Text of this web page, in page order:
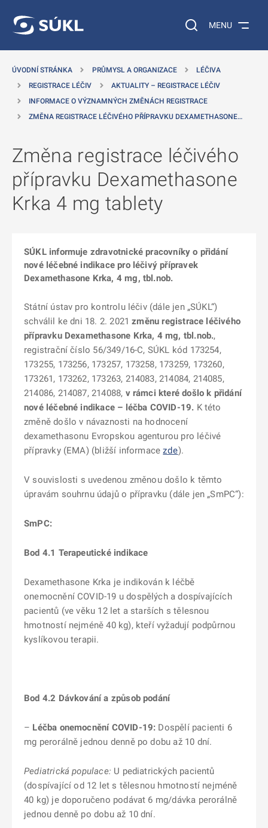
Vyhledávání na
MENU
ÚVODNÍ STRÁNKA PRŮMYSL A ORGANIZACE
LÉČIVA
REGISTRACE LÉČIV
AKTUALITY – REGISTRACE LÉČIV
INFORMACE O VÝZNAMNÝCH ZMĚNÁCH REGISTRACE
ZMĚNA REGISTRACE LÉČIVÉHO PŘÍPRAVKU DEXAMETHASONE…
Změna registrace léčivého
přípravku Dexamethasone
Krka 4 mg tablety
SÚKL informuje zdravotnické pracovníky o přidání
nové léčebné indikace pro léčivý přípravek
Dexamethasone Krka, 4 mg, tbl.nob.
Státní ústav pro kontrolu léčiv (dále jen „SÚKL“)
schválil ke dni 18. 2. 2021změnu registrace léčivého
přípravku Dexamethasone Krka, 4 mg, tbl.nob.,
registrační číslo 56/349/16-C, SÚKL kód 173254,
173255, 173256, 173257, 173258, 173259, 173260,
173261, 173262, 173263, 214083, 214084, 214085,
214086, 214087, 214088, v rámci které došlo k přidání
nové léčebné indikace – léčba COVID-19. K této
změně došlo v návaznosti na hodnocení
dexamethasonu Evropskou agenturou pro léčivé
přípravky (EMA) (bližší informacezde).
V souvislosti s uvedenou změnou došlo k těmto
úpravám souhrnu údajů o přípravku (dále jen „SmPC“):
SmPC:
Bod 4.1 Terapeutické indikace
Dexamethasone Krka je indikován k léčbě
onemocnění COVID-19 u dospělých a dospívajících
pacientů (ve věku 12 let a starších s tělesnou
hmotností nejméně 40 kg), kteří vyžadují podpůrnou
kyslíkovou terapii.
Bod 4.2 Dávkování a způsob podání
– Léčba onemocnění COVID-19: Dospělí pacienti 6
mg perorálně jednou denně po dobu až 10 dní.
Pediatrická populace: U pediatrických pacientů
(dospívající od 12 let s tělesnou hmotností nejméně
40 kg) je doporučeno podávat 6 mg/dávka perorálně
jednou denně po dobu až 10 dní.